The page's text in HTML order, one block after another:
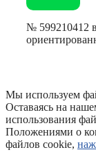
№ 599210412 в
Мы используем
Оставаясь на
использования
Положениями о
файлов cookie,